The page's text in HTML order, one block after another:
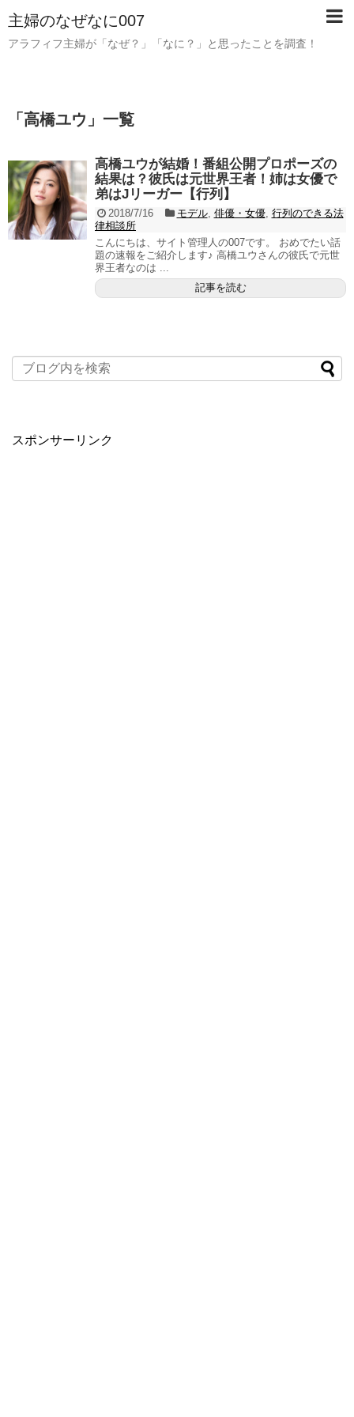
主婦のなぜなに007
アラフィフ主婦が「なぜ？」「なに？」と思ったことを調査！
「 高橋ユウ 」 一覧
高橋ユウが結婚！番組公開プロポーズの
結果は？彼氏は元世界王者！姉は女優で
弟はJリーガー【行列】
2018/7/16 モデル, 俳優・女優, 行列のできる法
律相談所
こんにちは、サイト管理人の007です。 おめでたい話
題の速報をご紹介します♪ 高橋ユウさんの彼氏で元世
界王者なのは ...
記事を読む
スポンサーリンク